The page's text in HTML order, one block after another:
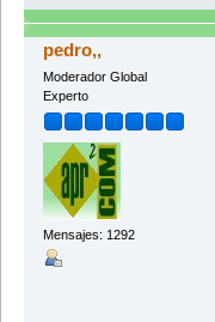
pedro,,
Moderador Global
Experto
Mensajes: 1292